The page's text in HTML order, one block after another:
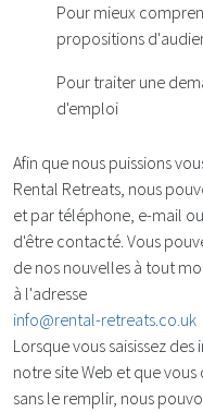
Pour mieux
propositions
Pour traiter une
d'emploi
Afin que nous puissions
Rental Retreats, nous
et par téléphone, e-mail
d'être contacté. Vous
de nos nouvelles à tout
à l'adresse
info@rental-retreats.co.uk
Lorsque vous saisissez
notre site Web et que
sans le remplir, nous